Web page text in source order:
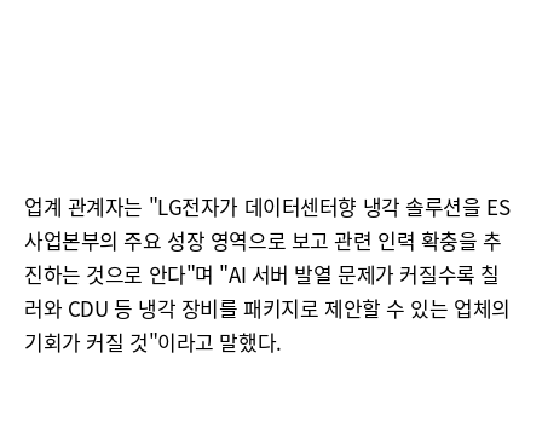
업계 관계자는 "LG전자가 데이터센터향 냉각 솔루션을 ES
사업본부의 주요 성장 영역으로 보고 관련 인력 확충을 추
진하는 것으로 안다"며 "AI 서버 발열 문제가 커질수록 칠
러와 CDU 등 냉각 장비를 패키지로 제안할 수 있는 업체의
기회가 커질 것"이라고 말했다.